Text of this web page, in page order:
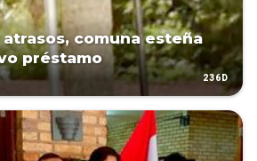
comuna esteña
préstamo
236D